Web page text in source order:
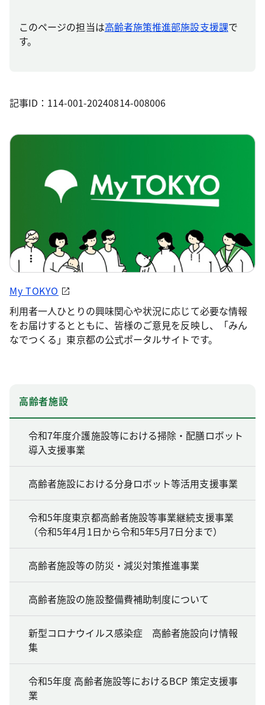
このページの担当は高齢者施策推進部施設支援課で
す。
記事ID：114-001-20240814-008006
My TOKYO
利用者一人ひとりの興味関心や状況に応じて必要な情報
をお届けするとともに、皆様のご意見を反映し、「みん
なでつくる」東京都の公式ポータルサイトです。
高齢者施設
令和7年度介護施設等における掃除・配膳ロボット
導入支援事業
高齢者施設における分身ロボット等活用支援事業
令和5年度東京都高齢者施設等事業継続支援事業
（令和5年4月1日から令和5年5月7日分まで）
高齢者施設等の防災・減災対策推進事業
高齢者施設の施設整備費補助制度について
新型コロナウイルス感染症 高齢者施設向け情報
集
令和5年度 高齢者施設等におけるBCP 策定支援事
業